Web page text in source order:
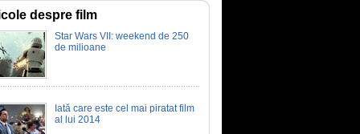
02:20
Heart of the Beast
În inima sălbăticiei
02:21
The Lord of the Rings: The
despre film
Star Wars VII: weekend de 250
de milioane
Iată care este cel mai piratat film
al lui 2014